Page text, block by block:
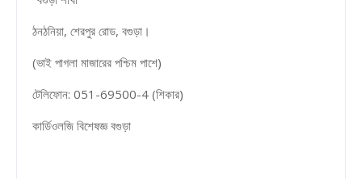
ঠনঠনিয়া, শেরপুর রোড, বগুড়া।
(ভাই পাগলা মাজারের পশ্চিম পাশে)
টেলিফোন: 051-69500-4 (শিকার)
কার্ডিওলজি বিশেষজ্ঞ বগুড়া